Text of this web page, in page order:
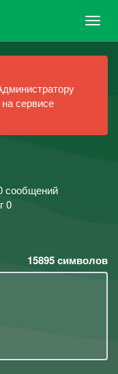
сервисе
сообщений
0
15895символов